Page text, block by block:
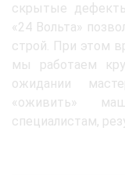
скрытые
«24 Вольта»
строй. При этом
мы работаем
ожидании
«оживить»
специалистам,